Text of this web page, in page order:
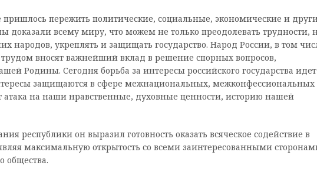
пережить политические, социальные, экономические и
доказали всему миру, что можем не только преодолевать трудности,
народов, укреплять и защищать государство. Народ России, в том
вносят важнейший вклад в решение спорных вопросов,
Родины. Сегодня борьба за интересы российского государства
защищаются в сфере межнациональных, межконфессиональных
на наши нравственные, духовные ценности, историю нашей
республики он выразил готовность оказать всяческое содействие в
максимальную открытость со всеми заинтересованными
общества.